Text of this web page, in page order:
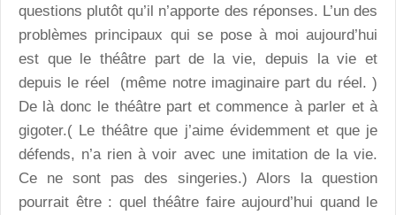
questions plutôt qu’il n’apporte des réponses. L’un des
problèmes principaux qui se pose à moi aujourd’hui
est que le théâtre part de la vie, depuis la vie et
depuis le réel (même notre imaginaire part du réel. )
De là donc le théâtre part et commence à parler et à
gigoter.( Le théâtre que j’aime évidemment et que je
défends, n’a rien à voir avec une imitation de la vie.
Ce ne sont pas des singeries.) Alors la question
pourrait être : quel théâtre faire aujourd’hui quand le